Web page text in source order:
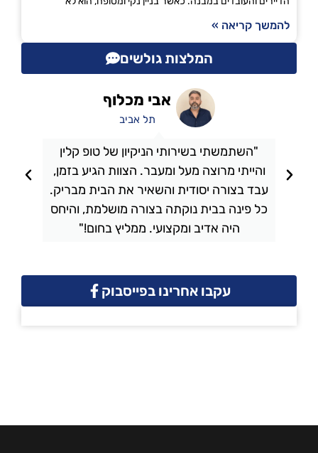
להמשך קריאה »
המלצות גולשים
"השתמשתי בשירותי הניקיון של טופ קלין
והייתי מרוצה מעל ומעבר. הצוות הגיע בזמן,
עבד בצורה יסודית והשאיר את הבית מבריק.
כל פינה בבית נוקתה בצורה מושלמת, והיחס
היה אדיב ומקצועי. ממליץ בחום!"
אבי מכלוף
תל אביב
עקבו אחרינו בפייסבוק